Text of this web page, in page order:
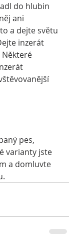
do hlubin
ani
a dejte světu
inzerát
pes,
varianty jste
a domluvte